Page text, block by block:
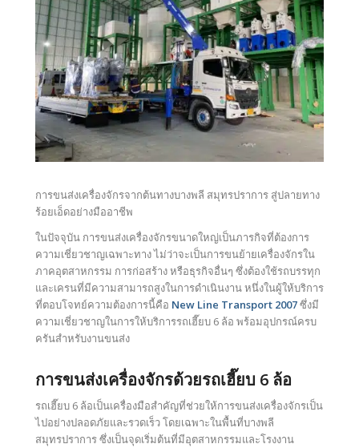
การขนส่งเครื่องจักรจากต้นทางบางพลี สมุทรปราการ สู่ปลายทาง
ร้อยเอ็ดอย่างมืออาชีพ
ในปัจจุบัน การขนส่งเครื่องจักรขนาดใหญ่เป็นภารกิจที่ต้องการ
ความเชี่ยวชาญเฉพาะทาง ไม่ว่าจะเป็นการขนย้ายเครื่องจักรใน
ภาคอุตสาหกรรม การก่อสร้าง หรือธุรกิจอื่นๆ ซึ่งต้องใช้รถบรรทุก
และเครนที่มีความสามารถสูงในการดำเนินงาน หนึ่งในผู้ให้บริการ
ที่ตอบโจทย์ความต้องการนี้คือ New Line Transport 2007ซึ่งมี
ความเชี่ยวชาญในการให้บริการรถเฮี๊ยบ 6 ล้อ พร้อมอุปกรณ์ครบ
ครันสำหรับงานขนส่ง
การขนส่งเครื่องจักรด้วยรถเฮี๊ยบ 6 ล้อ
รถเฮี๊ยบ 6 ล้อเป็นเครื่องมือสำคัญที่ช่วยให้การขนส่งเครื่องจักรเป็น
ไปอย่างปลอดภัยและรวดเร็ว โดยเฉพาะในพื้นที่บางพลี
สมุทรปราการ ซึ่งเป็นจุดเริ่มต้นที่มีอุตสาหกรรมและโรงงาน